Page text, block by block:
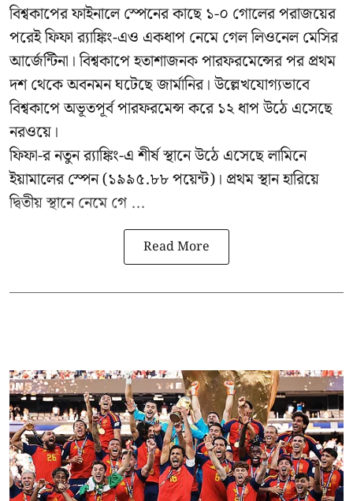
বিশ্বকাপের ফাইনালে স্পেনের কাছে ১-০ গোলের পরাজয়ের
পরেই ফিফা র‍্যাঙ্কিং-এও একধাপ নেমে গেল লিওনেল মেসির
আর্জেন্টিনা। বিশ্বকাপে হতাশাজনক পারফরমেন্সের পর প্রথম
দশ থেকে অবনমন ঘটেছে জার্মানির। উল্লেখযোগ্যভাবে
বিশ্বকাপে অভূতপূর্ব পারফরমেন্স করে ১২ ধাপ উঠে এসেছে
নরওয়ে।
ফিফা-র নতুন র‍্যাঙ্কিং-এ শীর্ষ স্থানে উঠে এসেছে লামিনে
ইয়ামালের স্পেন (১৯৯৫.৮৮ পয়েন্ট)। প্রথম স্থান হারিয়ে
দ্বিতীয় স্থানে নেমে গে ...
Read More